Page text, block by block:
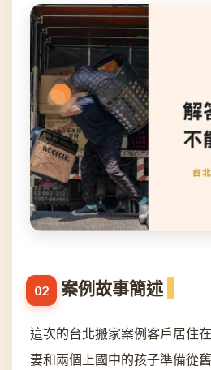
案例故事簡述
這次的台北搬家案例客戶居住
妻和兩個上國中的孩子準備從